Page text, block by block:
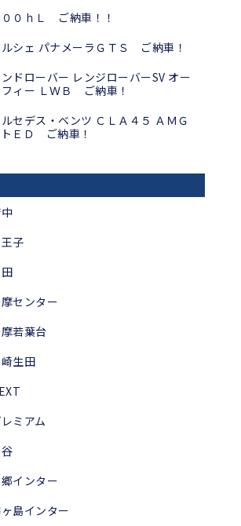
０ｈＬ ご納車！！
シェ パナメーラＧＴＳ ご納車！
ドローバー レンジローバーSV オー
フィー ＬＷＢ ご納車！
セデス・ベンツ ＣＬＡ４５ ＡＭＧ
ＥＤ ご納車！
子
センター
若葉台
生田
ミアム
インター
島インター